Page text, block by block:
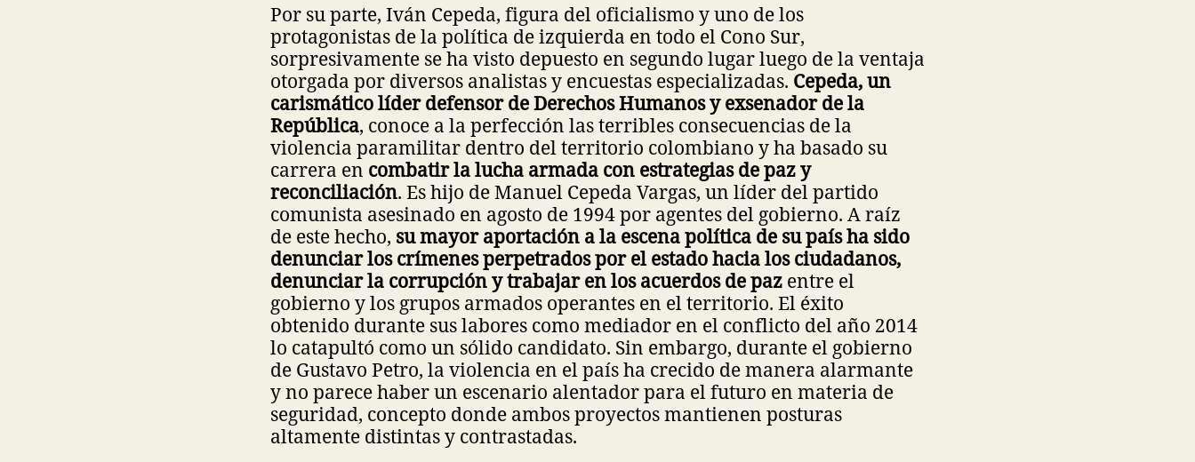
Por su parte, Iván Cepeda, figura del oficialismo y uno de los
protagonistas de la política de izquierda en todo el Cono Sur,
sorpresivamente se ha visto depuesto en segundo lugar luego de la ventaja
otorgada por diversos analistas y encuestas especializadas. Cepeda, un
carismático líder defensor de Derechos Humanos y exsenador de la
República, conoce a la perfección las terribles consecuencias de la
violencia paramilitar dentro del territorio colombiano y ha basado su
carrera en combatir la lucha armada con estrategias de paz y
reconciliación. Es hijo de Manuel Cepeda Vargas, un líder del partido
comunista asesinado en agosto de 1994 por agentes del gobierno. A raíz
de este hecho, su mayor aportación a la escena política de su país ha sido
denunciar los crímenes perpetrados por el estado hacia los ciudadanos,
denunciar la corrupción y trabajar en los acuerdos de paz entre el
gobierno y los grupos armados operantes en el territorio. El éxito
obtenido durante sus labores como mediador en el conflicto del año 2014
lo catapultó como un sólido candidato. Sin embargo, durante el gobierno
de Gustavo Petro, la violencia en el país ha crecido de manera alarmante
y no parece haber un escenario alentador para el futuro en materia de
seguridad, concepto donde ambos proyectos mantienen posturas
altamente distintas y contrastadas.